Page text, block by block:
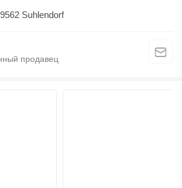
Suhlendorf